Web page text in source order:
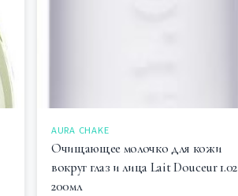
AURA CHAKE
Очищающее молочко для кожи
вокруг глаз и лица Lait Douceur 1.02
200мл